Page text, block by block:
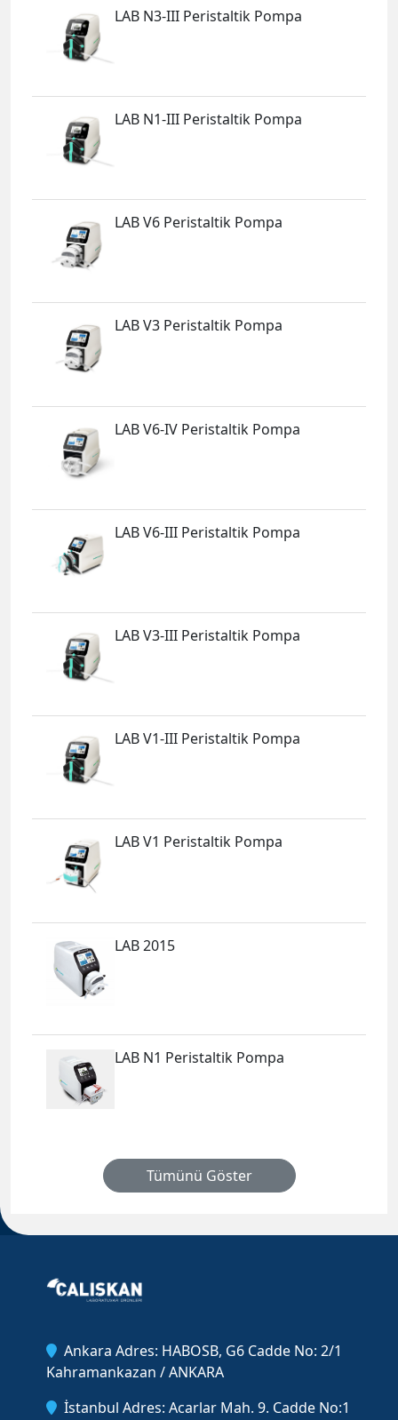
LAB N3-III Peristaltik Pompa
LAB N1-III Peristaltik Pompa
LAB V6 Peristaltik Pompa
LAB V3 Peristaltik Pompa
LAB V6-IV Peristaltik Pompa
LAB V6-III Peristaltik Pompa
LAB V3-III Peristaltik Pompa
LAB V1-III Peristaltik Pompa
LAB V1 Peristaltik Pompa
LAB 2015
LAB N1 Peristaltik Pompa
Tümünü Göster
Ankara Adres: HABOSB, G6 Cadde No: 2/1
Kahramankazan / ANKARA
İstanbul Adres: Acarlar Mah. 9. Cadde No:1